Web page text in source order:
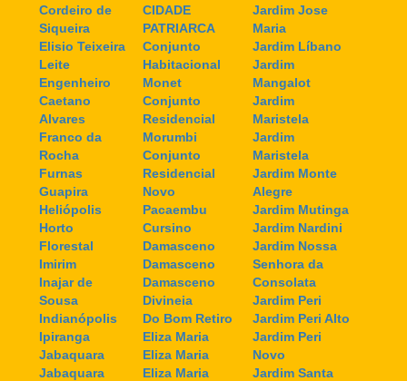
Cordeiro de
Siqueira
Elisio Teixeira
Leite
Engenheiro
Caetano
Alvares
Franco da
Rocha
Furnas
Guapira
Heliópolis
Horto
Florestal
Imirim
Inajar de
Sousa
Indianópolis
Ipiranga
Jabaquara
Jabaquara
CIDADE
PATRIARCA
Conjunto
Habitacional
Monet
Conjunto
Residencial
Morumbi
Conjunto
Residencial
Novo
Pacaembu
Cursino
Damasceno
Damasceno
Damasceno
Divineia
Do Bom Retiro
Eliza Maria
Eliza Maria
Eliza Maria
Jardim Jose
Maria
Jardim Líbano
Jardim
Mangalot
Jardim
Maristela
Jardim
Maristela
Jardim Monte
Alegre
Jardim Mutinga
Jardim Nardini
Jardim Nossa
Senhora da
Consolata
Jardim Peri
Jardim Peri Alto
Jardim Peri
Novo
Jardim Santa